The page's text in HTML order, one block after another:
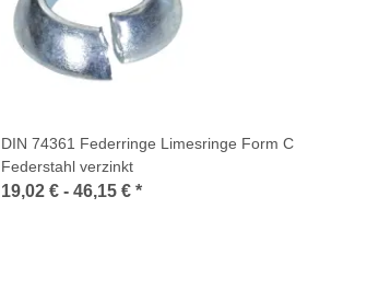
DIN 74361 Federringe Limesringe Form C
Federstahl verzinkt
19,02 € - 46,15 € *